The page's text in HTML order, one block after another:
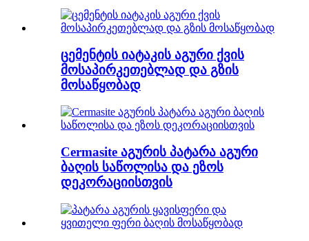
ცემენტის იატაკის აგური ქვის
მოსაპირკეთებლად და გზის
მოსაწყობად
Cermasite აგურის პატარა აგური
ბაღის საწოლისა და ეზოს
დეკორაციისთვის